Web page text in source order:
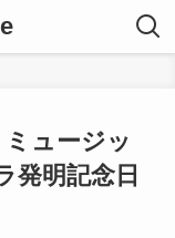
ュージッ
発明記念日